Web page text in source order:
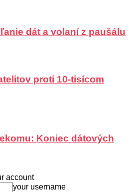
dát a volaní z paušálu
proti 10-tisícom
Koniec dátových
account
your username